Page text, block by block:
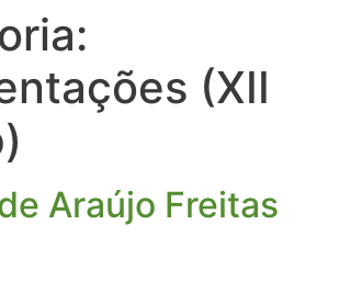
(XII
Araújo Freitas